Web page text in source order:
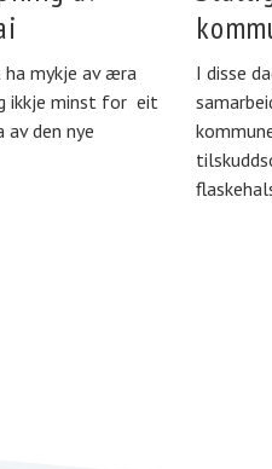
mykje av æra
ikkje minst for eit
den nye
I disse